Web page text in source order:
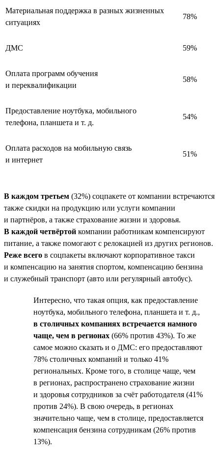
Материальная поддержка в разных жизненных
ситуациях
78%
ДМС 59%
Оплата программ обучения
и переквалификации
58%
Предоставление ноутбука, мобильного
телефона, планшета и т. д.
54%
Оплата расходов на мобильную связь
и интернет
51%
В каждом третьем (32%) соцпакете от компании встречаются
также скидки на продукцию или услуги компании
и партнёров, а также страхование жизни и здоровья.
В каждой четвёртой компании работникам компенсируют
питание, а также помогают с релокацией из других регионов.
Реже всего в соцпакеты включают корпоративное такси
и компенсацию на занятия спортом, компенсацию бензина
и служебный транспорт (авто или регулярный автобус).
Интересно, что такая опция, как предоставление
ноутбука, мобильного телефона, планшета и т. д.,
в столичных компаниях встречается намного
чаще, чем в регионах (66% против 43%). То же
самое можно сказать и о ДМС: его предоставляют
78% столичных компаний и только 41%
региональных. Кроме того, в столице чаще, чем
в регионах, распространено страхование жизни
и здоровья сотрудников за счёт работодателя (41%
против 24%). В свою очередь, в регионах
значительно чаще, чем в столице, предоставляется
компенсация бензина сотрудникам (26% против
13%).